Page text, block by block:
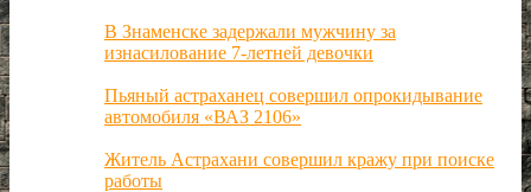
В Знаменске задержали мужчину за
изнасилование 7-летней девочки
Пьяный астраханец совершил опрокидывание
автомобиля «ВАЗ 2106»
Житель Астрахани совершил кражу при поиске
работы